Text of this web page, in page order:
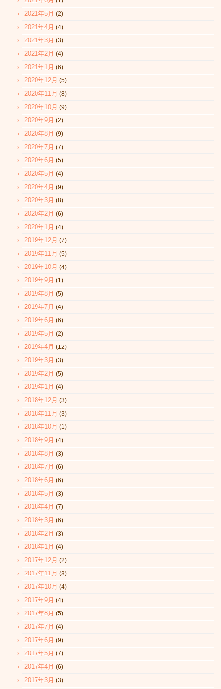
2021年5月 (2)
2021年4月 (4)
2021年3月 (3)
2021年2月 (4)
2021年1月 (6)
2020年12月 (5)
2020年11月 (8)
2020年10月 (9)
2020年9月 (2)
2020年8月 (9)
2020年7月 (7)
2020年6月 (5)
2020年5月 (4)
2020年4月 (9)
2020年3月 (8)
2020年2月 (6)
2020年1月 (4)
2019年12月 (7)
2019年11月 (5)
2019年10月 (4)
2019年9月 (1)
2019年8月 (5)
2019年7月 (4)
2019年6月 (6)
2019年5月 (2)
2019年4月 (12)
2019年3月 (3)
2019年2月 (5)
2019年1月 (4)
2018年12月 (3)
2018年11月 (3)
2018年10月 (1)
2018年9月 (4)
2018年8月 (3)
2018年7月 (6)
2018年6月 (6)
2018年5月 (3)
2018年4月 (7)
2018年3月 (6)
2018年2月 (3)
2018年1月 (4)
2017年12月 (2)
2017年11月 (3)
2017年10月 (4)
2017年9月 (4)
2017年8月 (5)
2017年7月 (4)
2017年6月 (9)
2017年5月 (7)
2017年4月 (6)
2017年3月 (3)